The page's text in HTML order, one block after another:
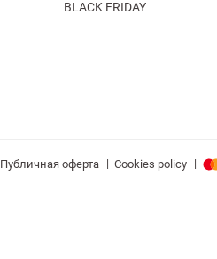
BLACK FRIDAY
Публичная оферта | Cookies policy |